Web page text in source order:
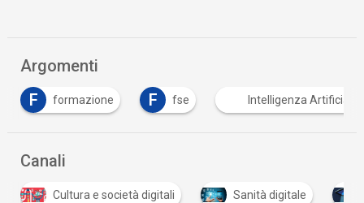
Argomenti
formazione fse Intelligenza Artificiale
Canali
digitali Sanità digitale Scuola digitale